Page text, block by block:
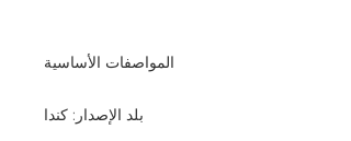
المواصفات الأساسية
بلد الإصدار: كندا